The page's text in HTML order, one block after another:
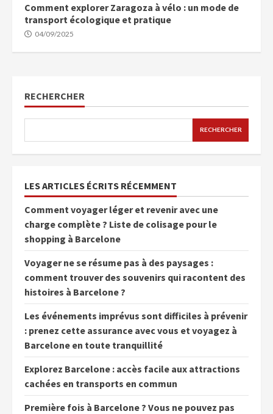
Comment explorer Zaragoza à vélo : un mode de
transport écologique et pratique
04/09/2025
RECHERCHER
RECHERCHER
LES ARTICLES ÉCRITS RÉCEMMENT
Comment voyager léger et revenir avec une
charge complète ? Liste de colisage pour le
shopping à Barcelone
Voyager ne se résume pas à des paysages :
comment trouver des souvenirs qui racontent des
histoires à Barcelone ?
Les événements imprévus sont difficiles à prévenir
: prenez cette assurance avec vous et voyagez à
Barcelone en toute tranquillité
Explorez Barcelone : accès facile aux attractions
cachées en transports en commun
Première fois à Barcelone ? Vous ne pouvez pas